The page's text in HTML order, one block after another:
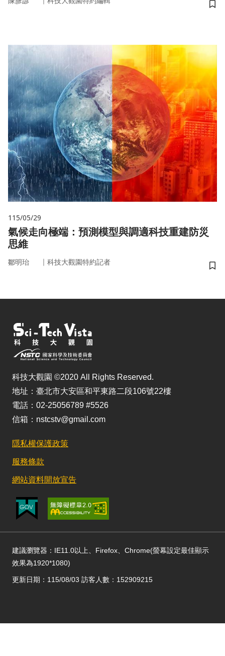
儲
115/05/29
氣候走向極端：預測模型與調適科技重建防災
思維
鄒明珆 ｜ 科技大觀園特約記者
儲
科技大觀園 ©2020 All Rights Reserved.
地址：臺北市大安區和平東路二段106號22樓
電話：02-25056789 #5526
信箱：nstcstv@gmail.com
隱私權保護政策
服務條款
網站資料開放宣告
建議瀏覽器：IE11.0以上、Firefox、Chrome(螢幕設定最佳顯示
效果為1920*1080)
更新日期：115/08/03 訪客人數：152909215